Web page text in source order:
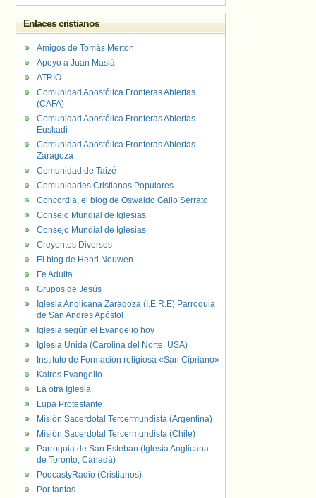
Enlaces cristianos
Amigos de Tomás Merton
Apoyo a Juan Masiá
ATRIO
Comunidad Apostólica Fronteras Abiertas
(CAFA)
Comunidad Apostólica Fronteras Abiertas
Euskadi
Comunidad Apostólica Fronteras Abiertas
Zaragoza
Comunidad de Taizé
Comunidades Cristianas Populares
Concordia, el blog de Oswaldo Gallo Serrato
Consejo Mundial de Iglesias
Consejo Mundial de Iglesias
Creyentes Diverses
El blog de Henri Nouwen
Fe Adulta
Grupos de Jesús
Iglesia Anglicana Zaragoza (I.E.R.E) Parroquia
de San Andres Apóstol
Iglesia según el Evangelio hoy
Iglesia Unida (Carolina del Norte, USA)
Instituto de Formación religiosa «San Cipriano»
Kairos Evangelio
La otra Iglesia.
Lupa Protestante
Misión Sacerdotal Tercermundista (Argentina)
Misión Sacerdotal Tercermundista (Chile)
Parroquia de San Esteban (Iglesia Anglicana
de Toronto, Canadá)
PodcastyRadio (Cristianos)
Por tantas